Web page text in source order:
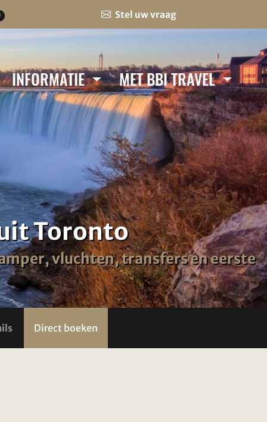
Stel uw vraag
INFORMATIE MET BBI TRAVEL
Toronto
vluchten, transfers en eerste
Direct boeken